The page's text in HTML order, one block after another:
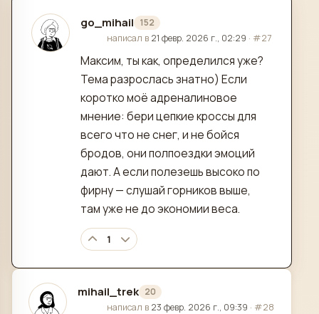
go_mihail 152
отредактировано
написал в 21 февр. 2026 г., 02:29 · #27
Максим, ты как, определился уже?
Тема разрослась знатно) Если
коротко моё адреналиновое
мнение: бери цепкие кроссы для
всего что не снег, и не бойся
бродов, они полпоездки эмоций
дают. А если полезешь высоко по
фирну — слушай горников выше,
там уже не до экономии веса.
1
mihail_trek 20
отредактировано
написал в 23 февр. 2026 г., 09:39 · #28